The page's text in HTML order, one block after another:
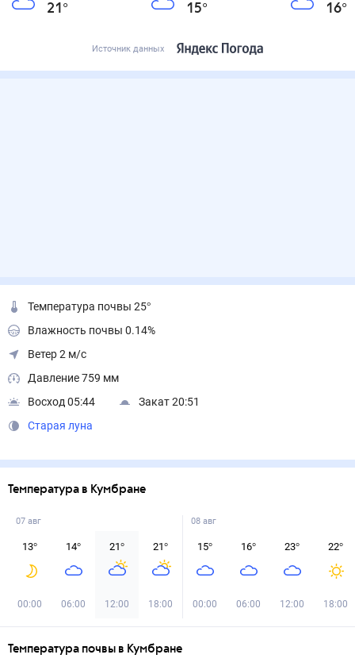
21 ° 15° 16°
Источник данных
Температура почвы 25°
Влажность почвы 0.14%
Ветер 2 м/с
Давление 759 мм
Восход 05:44
Закат 20:51
Старая луна
Температура в Кумбране
07 авг
13°
00:00
14°
06:00
21°
12:00
21°
18:00
08 авг
15°
00:00
16°
06:00
23°
12:00
22°
18:00
Температура почвы в Кумбране